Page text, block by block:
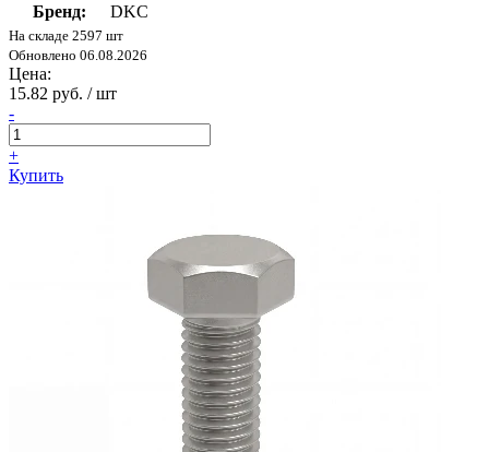
Бренд:
DKC
На складе 2597 шт
Обновлено 06.08.2026
Цена:
15.82 руб. / шт
-
+
Купить